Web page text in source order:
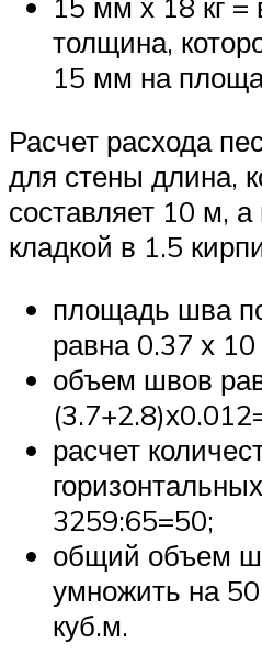
толщина,
15 мм на
Расчет расхода
для стены длина,
составляет 10 м,
кладкой в 1.5
площадь шва
равна 0.37 х
объем швов
расчет
3259:65=50;
общий объем
умножить на
куб.м.